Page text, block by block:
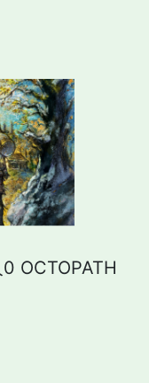
OCTOPATH